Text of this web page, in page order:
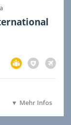
Vorbereitung
im
Preis
Versicherung
nicht
im
Flug
nicht
im
Mehr Infos